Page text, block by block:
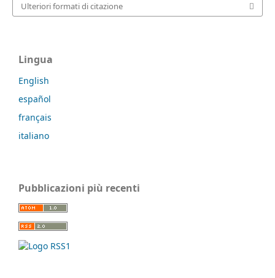
Ulteriori formati di citazione
Lingua
English
español
français
italiano
Pubblicazioni più recenti